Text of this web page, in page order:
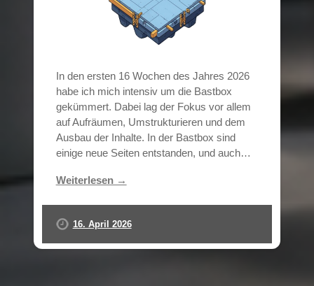
In den ersten 16 Wochen des Jahres 2026
habe ich mich intensiv um die Bastbox
gekümmert. Dabei lag der Fokus vor allem
auf Aufräumen, Umstrukturieren und dem
Ausbau der Inhalte. In der Bastbox sind
einige neue Seiten entstanden, und auch…
Weiterlesen →
16. April 2026